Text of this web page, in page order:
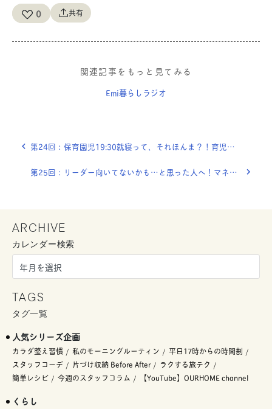
0 共有
関連記事をもっと見てみる
Emi暮らしラジオ
第24回：保育園児19:30就寝って、それほんま？！育児と仕事、両立のコツ
第25回：リーダー向いてないかも…と思った人へ！マネジメントておもろいで〜！
ARCHIVE
カレンダー検索
TAGS
タグ一覧
人気シリーズ企画
カラダ整え習慣 私のモーニングルーティン
平日17時からの時間割
スタッフコーデ
片づけ収納 Before After
ラクする旅テク
簡単レシピ
今週のスタッフコラム 【YouTube】OURHOME channel
くらし